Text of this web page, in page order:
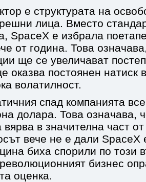
е структурата на
лица. Вместо
SpaceX е избрала
от година. Това
ще се увеличават
оказва постоянен натиск
волатилност.
спад компанията
долара. Това означава,
в значителна част
вече не е дали
биха спорили по този
бизнес
оценка.